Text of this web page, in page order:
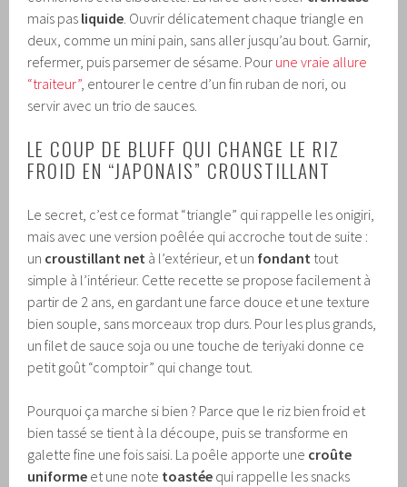
mais pas liquide. Ouvrir délicatement chaque triangle en
deux, comme un mini pain, sans aller jusqu’au bout. Garnir,
refermer, puis parsemer de sésame. Pour une vraie allure
“traiteur”, entourer le centre d’un fin ruban de nori, ou
servir avec un trio de sauces.
LE COUP DE BLUFF QUI CHANGE LE RIZ
FROID EN “JAPONAIS” CROUSTILLANT
Le secret, c’est ce format “triangle” qui rappelle les onigiri,
mais avec une version poêlée qui accroche tout de suite :
un croustillant net à l’extérieur, et un fondant tout
simple à l’intérieur. Cette recette se propose facilement à
partir de 2 ans, en gardant une farce douce et une texture
bien souple, sans morceaux trop durs. Pour les plus grands,
un filet de sauce soja ou une touche de teriyaki donne ce
petit goût “comptoir” qui change tout.
Pourquoi ça marche si bien ? Parce que le riz bien froid et
bien tassé se tient à la découpe, puis se transforme en
galette fine une fois saisi. La poêle apporte une croûte
uniforme et une note toastée qui rappelle les snacks